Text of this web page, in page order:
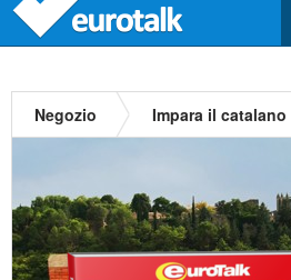
Negozio Impara il catalano